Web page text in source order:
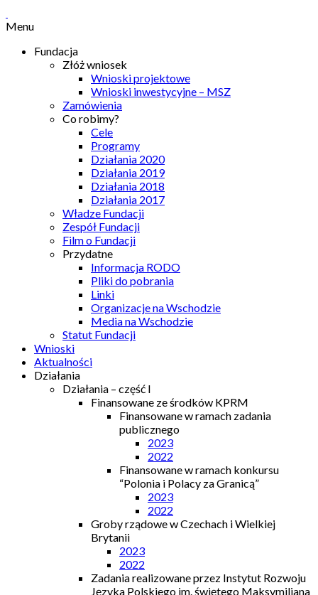
Menu
Fundacja
Złóż wniosek
Wnioski projektowe
Wnioski inwestycyjne – MSZ
Zamówienia
Co robimy?
Cele
Programy
Działania 2020
Działania 2019
Działania 2018
Działania 2017
Władze Fundacji
Zespół Fundacji
Film o Fundacji
Przydatne
Informacja RODO
Pliki do pobrania
Linki
Organizacje na Wschodzie
Media na Wschodzie
Statut Fundacji
Wnioski
Aktualności
Działania
Działania – część I
Finansowane ze środków KPRM
Finansowane w ramach zadania
publicznego
2023
2022
Finansowane w ramach konkursu
“Polonia i Polacy za Granicą”
2023
2022
Groby rządowe w Czechach i Wielkiej
Brytanii
2023
2022
Zadania realizowane przez Instytut Rozwoju
Języka Polskiego im. świętego Maksymiliana